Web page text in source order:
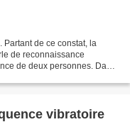
de ce constat, la
de reconnaissance
de deux personnes. Dans
vibratoire